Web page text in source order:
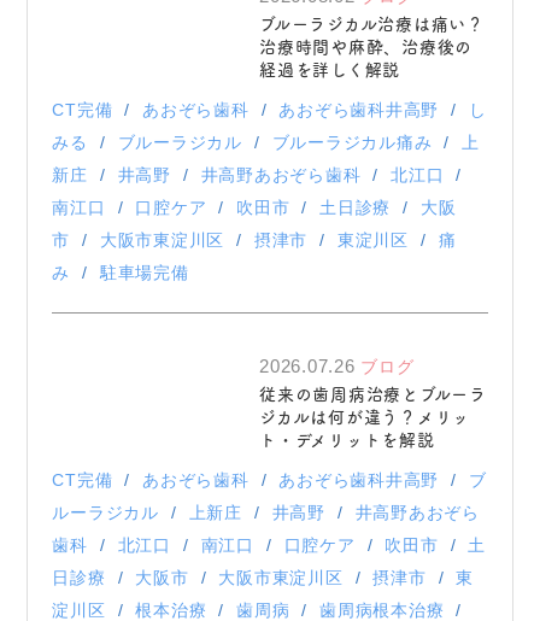
ブルーラジカル治療は痛い？
治療時間や麻酔、治療後の
経過を詳しく解説
CT完備 あおぞら歯科 あおぞら歯科井高野
し
みる
ブルーラジカル ブルーラジカル痛み
上
新庄
井高野 井高野あおぞら歯科
北江口
南江口
口腔ケア 吹田市 土日診療
大阪
市
大阪市東淀川区 摂津市 東淀川区
痛
み
駐車場完備
2026.07.26 ブログ
従来の歯周病治療とブルーラ
ジカルは何が違う？メリッ
ト・デメリットを解説
CT完備 あおぞら歯科 あおぞら歯科井高野
ブ
ルーラジカル
上新庄 井高野
井高野あおぞら
歯科
北江口 南江口 口腔ケア 吹田市
土
日診療
大阪市 大阪市東淀川区 摂津市
東
淀川区
根本治療 歯周病
歯周病根本治療